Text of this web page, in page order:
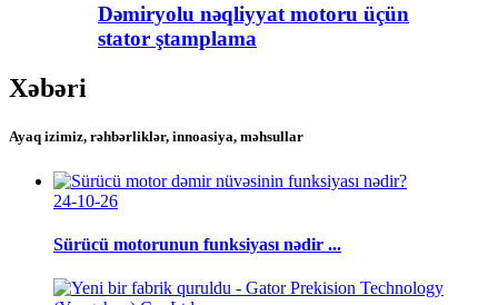
Dəmiryolu nəqliyyat motoru üçün
stator ştamplama
Xəbəri
Ayaq izimiz, rəhbərliklər, innoasiya, məhsullar
24-10-26
Sürücü motorunun funksiyası nədir ...